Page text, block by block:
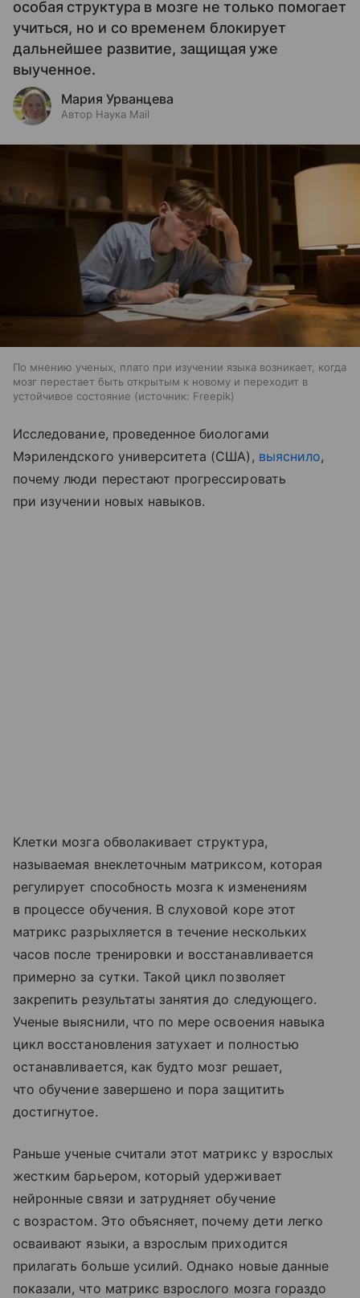
особая структура в мозге не только помогает
учиться, но и со временем блокирует
дальнейшее развитие, защищая уже
выученное.
Мария Урванцева
Автор Наука Mail
По мнению ученых, плато при изучении языка возникает, когда
мозг перестает быть открытым к новому и переходит в
устойчивое состояние
источник: Freepik
Исследование, проведенное биологами
Мэрилендского университета (США), выяснило,
почему люди перестают прогрессировать
при изучении новых навыков.
Клетки мозга обволакивает структура,
называемая внеклеточным матриксом, которая
регулирует способность мозга к изменениям
в процессе обучения. В слуховой коре этот
матрикс разрыхляется в течение нескольких
часов после тренировки и восстанавливается
примерно за сутки. Такой цикл позволяет
закрепить результаты занятия до следующего.
Ученые выяснили, что по мере освоения навыка
цикл восстановления затухает и полностью
останавливается, как будто мозг решает,
что обучение завершено и пора защитить
достигнутое.
Раньше ученые считали этот матрикс у взрослых
жестким барьером, который удерживает
нейронные связи и затрудняет обучение
с возрастом. Это объясняет, почему дети легко
осваивают языки, а взрослым приходится
прилагать больше усилий. Однако новые данные
показали, что матрикс взрослого мозга гораздо